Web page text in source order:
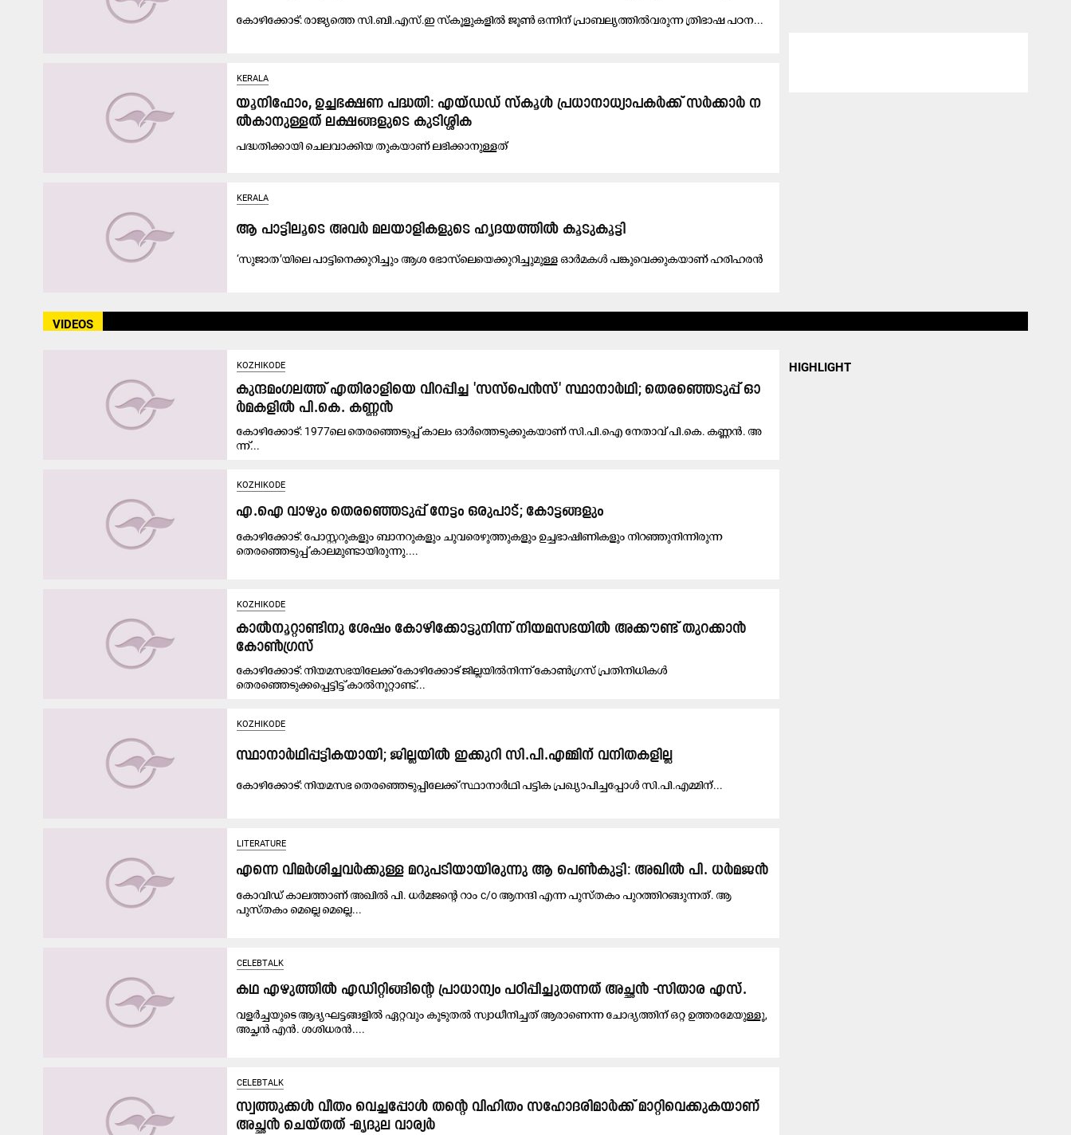
കോ​ഴി​ക്കോ​ട്: രാ​ജ്യ​ത്തെ സി.​ബി.​എ​സ്.​ഇ സ്കൂ​ളു​ക​ളി​ൽ ജൂ​ൺ ഒ​ന്നി​ന് പ്രാ​ബ​ല്യ​ത്തി​ൽ​വ​രു​ന്ന ത്രി​ഭാ​ഷ പ​ഠ​ന...
KERALA
യൂ​നി​ഫോം, ഉ​ച്ച​ഭ​ക്ഷ​ണ പ​ദ്ധ​തി: എ​യ്ഡ​ഡ് സ്കൂ​ൾ പ്ര​ധാ​നാ​ധ്യാ​പ​ക​ർ​ക്ക് സ​ർ​ക്കാ​ർ ന​
ൽ​കാ​നു​ള്ള​ത് ല​ക്ഷ​ങ്ങ​ളു​ടെ കു​ടി​ശ്ശി​ക
പ​ദ്ധ​തി​ക്കാ​യി ചെ​ല​വാ​ക്കി​യ തു​ക​യാ​ണ് ല​ഭി​ക്കാ​നു​ള്ള​ത്
KERALA
ആ പാട്ടിലൂടെ അവർ മലയാളികളുടെ ഹൃദയത്തിൽ കൂടുകൂട്ടി
‘സു​ജാ​ത’​യി​ലെ പാ​ട്ടി​നെക്കുറി​ച്ചും ആ​ശ ഭോ​സ്‍ലെ​യെക്കുറി​ച്ചു​മു​ള്ള ഓ​ർ​മ​ക​ൾ പ​ങ്കു​വെ​ക്കു​ക​യാ​ണ് ഹ​രി​ഹ​ര​ൻ
നി​ർ​മാ​ണ മേ​ഖ​ല പ്ര​തി​സ​ന്ധി​യി​ൽ
VIDEOS
KOZHIKODE
കു​ന്ദ​മം​ഗ​ല​ത്ത് എ​തി​രാ​ളി​യെ വി​റ​പ്പി​ച്ച 'സ​സ്​​പെ​ൻ​സ്​' സ്ഥാ​നാ​ർ​ഥി; തെ​ര​ഞ്ഞെ​ടു​പ്പ് ഓ​
ർ​മ​ക​ളി​ൽ പി.​കെ. ക​ണ്ണ​ൻ
കോ​ഴി​ക്കോ​ട്: 1977ലെ ​തെ​ര​ഞ്ഞെ​ടു​പ്പ് കാ​ലം ഓ​ർ​ത്തെ​ടു​ക്കു​ക​യാ​ണ് സി.​പി.​ഐ നേ​താ​വ് പി.​കെ. ക​ണ്ണ​ൻ. അ​
ന്ന്...
KOZHIKODE
എ.ഐ വാഴും തെരഞ്ഞെടുപ്പ് നേട്ടം ഒരുപാട്; കോട്ടങ്ങളും
കോഴിക്കോട്: പോസ്റ്ററുകളും ബാനറുകളും ചുവരെഴുത്തുകളും ഉച്ചഭാഷിണികളും നിറഞ്ഞുനിന്നിരുന്ന
തെരഞ്ഞെടുപ്പ് കാലമുണ്ടായിരുന്നു....
KOZHIKODE
കാൽനൂറ്റാണ്ടിനു ശേഷം കോഴിക്കോട്ടുനിന്ന് നിയമസഭയിൽ അക്കൗണ്ട് തുറക്കാൻ
കോൺഗ്രസ്
കോഴിക്കോട്: നിയമസഭയിലേക്ക് കോഴിക്കോട് ജില്ലയിൽനിന്ന് കോൺഗ്രസ് പ്രതിനിധികൾ
തെരഞ്ഞെടുക്കപ്പെട്ടിട്ട് കാൽനൂറ്റാണ്ട്...
KOZHIKODE
സ്ഥാ​നാ​ർ​ഥി​പ്പ​ട്ടി​ക​യാ​യി; ജി​ല്ല​യി​ൽ ഇ​ക്കു​റി സി.​പി.​എ​മ്മി​ന് വ​നി​ത​ക​ളി​ല്ല
കോ​ഴി​ക്കോ​ട്: നി​യ​മ​സ​ഭ തെ​ര​ഞ്ഞെ​ടു​പ്പി​ലേ​ക്ക് സ്ഥാ​നാ​ർ​ഥി പ​ട്ടി​ക പ്ര​ഖ്യാ​പി​ച്ച​പ്പോ​ൾ സി.​പി.​എ​മ്മി​ന്...
LITERATURE
എന്നെ വിമർശിച്ചവർക്കുള്ള മറുപടിയായിരുന്നു ആ പെൺകുട്ടി: അഖിൽ പി. ധർമജൻ
കോവിഡ് കാലത്താണ് അഖിൽ പി. ധർമജ​ന്‍റെ റാം ​c/o ആനന്ദി എന്ന പുസ്തകം പുറത്തിറങ്ങുന്നത്. ആ
പുസ്തകം മെല്ലെ മെല്ലെ...
CELEBTALK
കഥ എഴുത്തിൽ എഡിറ്റിങ്ങി​ന്‍റെ പ്രാധാന്യം പഠിപ്പിച്ചുതന്നത് അച്ഛൻ -സിതാര എസ്.
വളർച്ചയുടെ ആദ്യഘട്ടങ്ങളിൽ ഏറ്റവും കൂടുതൽ സ്വാധീനിച്ചത് ആരാണെന്ന ചോദ്യത്തിന് ഒറ്റ ഉത്തരമേയുള്ളൂ,
അച്ഛൻ എൻ. ശശിധരൻ....
CELEBTALK
സ്വത്തുക്കൾ വീതം വെച്ചപ്പോൾ തന്‍റെ വിഹിതം സഹോദരിമാർക്ക് മാറ്റിവെക്കുകയാണ്
അച്ഛൻ ചെയ്തത് -മൃദുല വാര്യർ
HIGHLIGHT